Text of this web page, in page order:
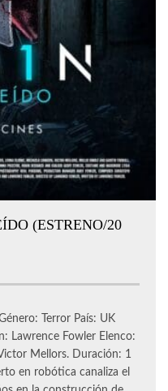
(ESTRENO/20
Terror País: UK
Lawrence Fowler Elenco:
Mellors. Duración: 1
en robótica canaliza el